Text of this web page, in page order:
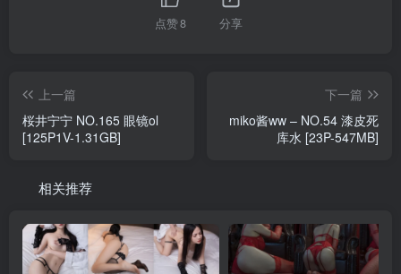
点赞8 分享
上一篇
桜井宁宁 NO.165 眼镜ol
[125P1V-1.31GB]
下一篇
miko酱ww – NO.54 漆皮死
库水 [23P-547MB]
相关推荐